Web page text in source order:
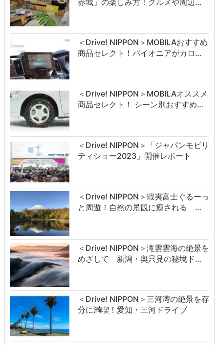
＜Drive! NIPPON＞MOBILAおすすめ
商品セレクト！パイオニアがカロ…
＜Drive! NIPPON＞MOBILAオススメ
商品セレクト！ シーン別おすすめ…
＜Drive! NIPPON＞「ジャパンモビリ
ティショー2023」開催レポート
＜Drive! NIPPON＞蝦夷富士ぐるーっ
と周遊！自然の景観に癒される …
＜Drive! NIPPON＞滝雲雲海の絶景を
めざして 新潟・奥只見の秘境ド…
＜Drive! NIPPON＞三河湾の絶景を存
分に満喫！愛知・三河ドライブ